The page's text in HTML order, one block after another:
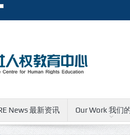
News 最新资讯 Our Work 我们